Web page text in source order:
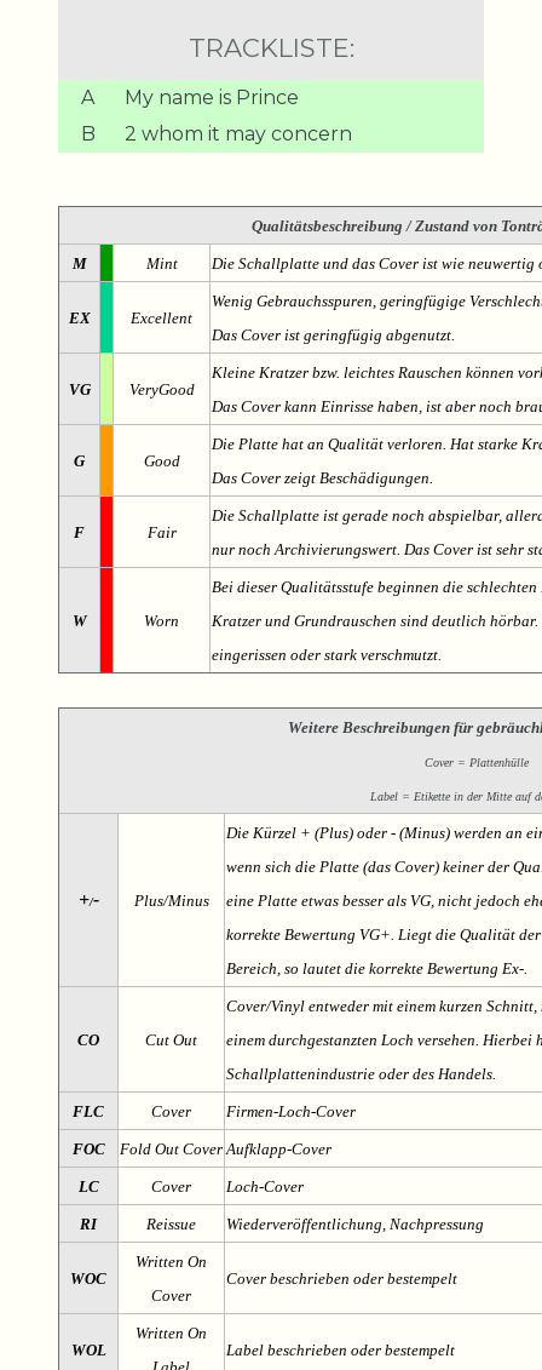
TRACKLISTE:
A
My name is Prince
B
2 whom it may concern
Qualitätsbeschreibung / Zustand von
M Mint Die Schallplatte und das Cover ist wie
EX Excellent
Wenig Gebrauchsspuren, geringfügige
Das Cover ist geringfügig abgenutzt.
VG VeryGood
Kleine Kratzer bzw. leichtes Rauschen können
Das Cover kann Einrisse haben, ist aber noch
G Good
Die Platte hat an Qualität verloren. Hat starke
Das Cover zeigt Beschädigungen.
F Fair
Die Schallplatte ist gerade noch abspielbar,
nur noch Archivierungswert. Das Cover ist sehr
W Worn
Bei dieser Qualitätsstufe beginnen die
Kratzer und Grundrauschen sind deutlich
eingerissen oder stark verschmutzt.
Weitere Beschreibungen für
Cover = Plattenhülle
Label = Etikette in der Mitte auf
+/- Plus/Minus
Die Kürzel + (Plus) oder - (Minus) werden an
wenn sich die Platte (das Cover) keiner der
eine Platte etwas besser als VG, nicht jedoch
korrekte Bewertung VG+. Liegt die Qualität
Bereich, so lautet die korrekte Bewertung Ex-.
CO Cut Out
Cover/Vinyl entweder mit einem kurzen
einem durchgestanzten Loch versehen. Hierbei
Schallplattenindustrie oder des Handels.
FLC Cover Firmen-Loch-Cover
FOC Fold Out Cover Aufklapp-Cover
LC Cover Loch-Cover
RI Reissue Wiederveröffentlichung, Nachpressung
WOC
Written On
Cover
Cover beschrieben oder bestempelt
WOL
Written On
Label beschrieben oder bestempelt